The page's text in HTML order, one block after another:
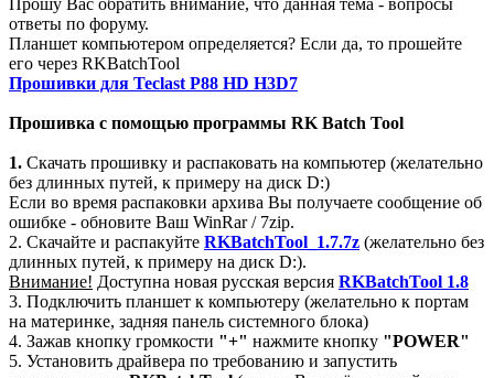
ответы по форуму.
Планшет компьютером определяется? Если да, то прошейте
его через RKBatchTool
Прошивки для Teclast P88 HD H3D7
Прошивка с помощью программы RK Batch Tool
1. Скачать прошивку и распаковать на компьютер (желательно
без длинных путей, к примеру на диск D:)
Если во время распаковки архива Вы получаете сообщение об
ошибке - обновите Ваш WinRar / 7zip.
2. Скачайте и распакуйте RKBatchTool_1.7.7z (желательно без
длинных путей, к примеру на диск D:).
Внимание! Доступна новая русская версия RKBatchTool 1.8
3. Подключить планшет к компьютеру (желательно к портам
на материнке, задняя панель системного блока)
4. Зажав кнопку громкости "+" нажмите кнопку "POWER"
5. Установить драйвера по требованию и запустить